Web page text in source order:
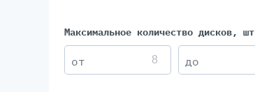
Максимальное количество дисков, шт